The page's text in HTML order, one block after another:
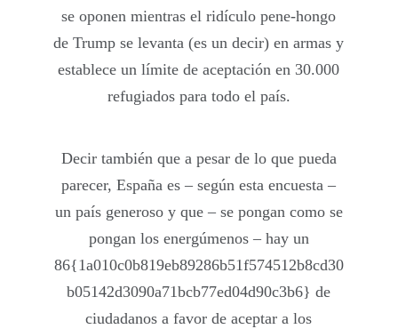
se oponen mientras el ridículo pene-hongo
de Trump se levanta (es un decir) en armas y
establece un límite de aceptación en 30.000
refugiados para todo el país.
Decir también que a pesar de lo que pueda
parecer, España es – según esta encuesta –
un país generoso y que – se pongan como se
pongan los energúmenos – hay un
86{1a010c0b819eb89286b51f574512b8cd30
b05142d3090a71bcb77ed04d90c3b6} de
ciudadanos a favor de aceptar a los